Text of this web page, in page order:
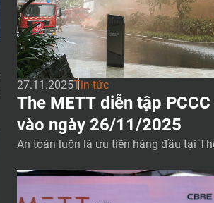
27.11.2025Tin tức
The METT diễn tập PCCC và CNCH
vào ngày 26/11/2025
An toàn luôn là ưu tiên hàng đầu tại
h công buổi diễn tập phòng cháy chữa
am gia tích cực của toàn thể nhân viên